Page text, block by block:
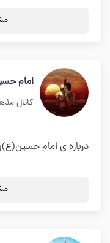
امام
کانال
درباره ي امام